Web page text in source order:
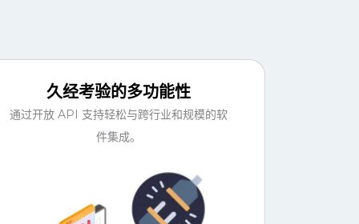
久经考验的多功能性
通过开放 API 支持轻松与跨行业和规模的软
件集成。